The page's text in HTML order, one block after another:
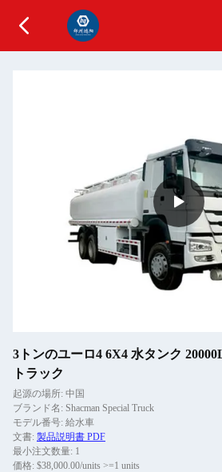
3トンのユーロ4 6X4 水タンク
トラック
起源の場所: 中国
ブランド名: Shacman Special Truck
モデル番号: 給水車
文書: 製品説明書 PDF
最小注文数量: 1
価格: $38,000.00/units >=1 units